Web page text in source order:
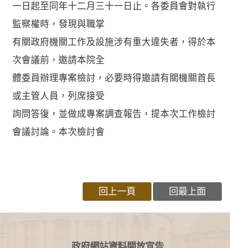
一日起至同年十二月三十一日止。各委員會對執行
監察權時，發現與職掌
有關政府機關工作及設施涉有重大違失者，得於本
次會議前，邀請本院全
體委員辦理專案檢討，必要時得邀請有關機關首長
或主管人員，列席接受
詢問答復，並做成專案調查報告，提本次工作檢討
會議討論。本次檢討會
回上一頁 回最上面
:::